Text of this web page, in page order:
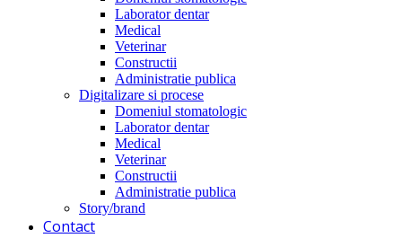
Laborator dentar
Medical
Veterinar
Constructii
Administratie publica
Digitalizare si procese
Domeniul stomatologic
Laborator dentar
Medical
Veterinar
Constructii
Administratie publica
Story/brand
Contact